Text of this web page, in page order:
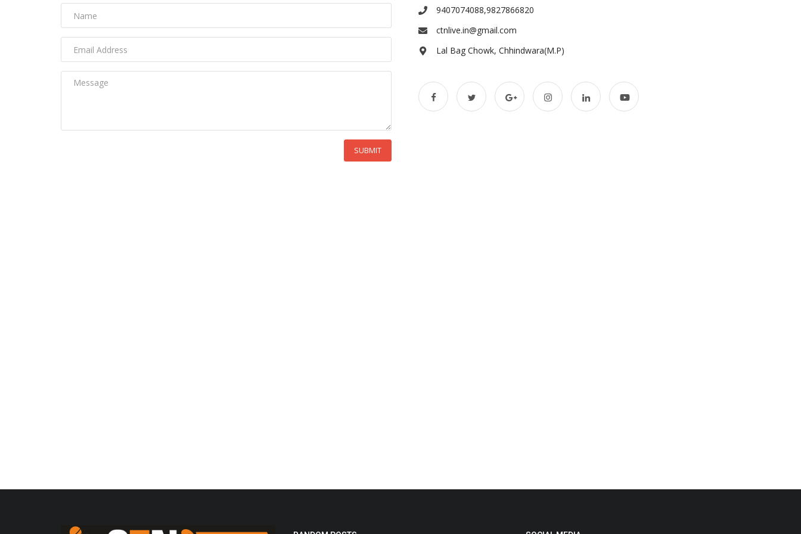
SUBMIT
9407074088,9827866820
ctnlive.in@gmail.com
Lal Bag Chowk, Chhindwara(M.P)